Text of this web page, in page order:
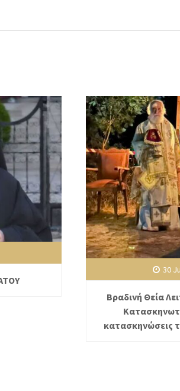
30
Βραδινή Θεία
κατασκηνώσεις